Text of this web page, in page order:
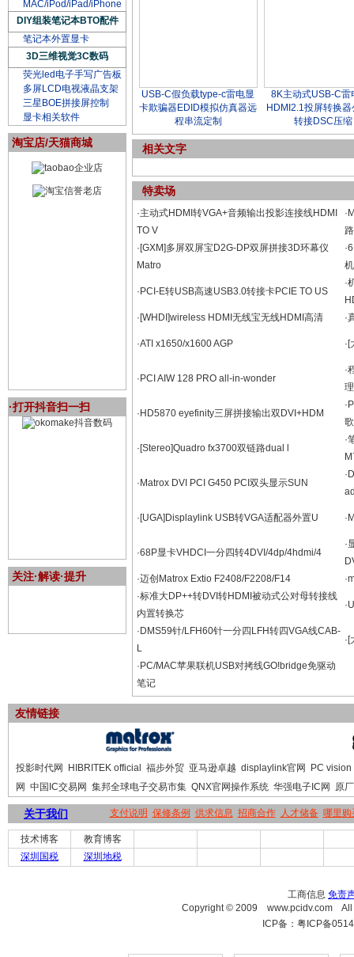
MAC/iPod/iPad/iPhone
DIY组装笔记本BTO配件
笔记本外置显卡
3D三维视觉3C数码
荧光led电子手写广告板
多屏LCD电视液晶支架
三星BOE拼接屏控制
显卡相关软件
淘宝店/天猫商城
·打开抖音扫一扫
关注·解读·提升
USB-C假负载type-c雷电显
卡欺骗器EDID模拟仿真器远
程串流定制
8K主动式USB-C雷
HDMI2.1投屏转换
转接DSC压缩
相关文字
特卖场
·主动式HDMI转VGA+音频输出投影连接线HDMI
TO V
路
·[GXM]多屏双屏宝D2G-DP双屏拼接3D环幕仪
Matro
·PCI-E转USB高速USB3.0转接卡PCIE TO US
·
·[WHDI]wireless HDMI无线宝无线HDMI高清
·
·ATI x1650/x1600 AGP
·PCI AIW 128 PRO all-in-wonder
·
·HD5870 eyefinity三屏拼接输出双DVI+HDM
·[Stereo]Quadro fx3700双链路dual l
·
·Matrox DVI PCI G450 PCI双头显示SUN
·[UGA]Displaylink USB转VGA适配器外置U
·68P显卡VHDCI一分四转4DVI/4dp/4hdmi/4
·
·迈创Matrox Extio F2408/F2208/F14
·标准大DP++转DVI转HDMI被动式公对母转接线
内置转换芯
·DMS59针/LFH60针一分四LFH转四VGA线CAB-
L
·PC/MAC苹果联机USB对拷线GO!bridge免驱动
笔记
友情链接
投影时代网 HIBRITEK official 福步外贸 亚马逊卓越 displaylink官网
PC vision
网 中国IC交易网 集邦全球电子交易市集 QNX官网操作系统 华强电子IC网 原
关于我们 支付说明 保修条例 供求信息 招商合作 人才储备 哪里购
技术博客
教育博客
深圳国税
深圳地税
工商信息 免责
Copyright © 2009 www.pcidv.com All
ICP备：粤ICP备